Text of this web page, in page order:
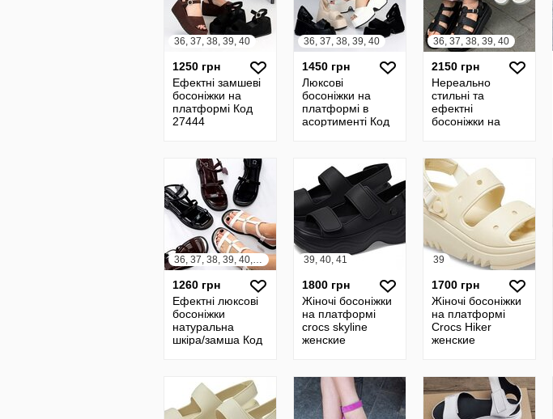
36, 37, 38, 39, 40
1250 грн
Ефектні замшеві
босоніжки на
платформі Код
27444
36, 37, 38, 39, 40
1450 грн
Люксові
босоніжки на
платформі в
асортименті Код
36, 37, 38, 39, 40
2150 грн
Нереально
стильні та
ефектні
босоніжки на
ніжках
36, 37, 38, 39, 40, 41
1260 грн
Ефектні люксові
босоніжки
натуральна
шкіра/замша Код
39, 40, 41
1800 грн
Жіночі босоніжки
на платформі
crocs skyline
женские
оригінал w9, w10
39
1700 грн
Жіночі босоніжки
на платформі
Crocs Hiker
женские
Xscape оригінал
w9